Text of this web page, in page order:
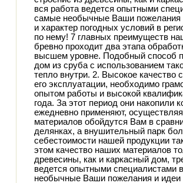
вся работа ведется опытными
самые необычные Ваши пожелания
и характер погодных условий в
по нему! 7 главных преимуществ
бревно проходит два этапа
высшем уровне. Подобный способ
дом из сруба с использованием
тепло внутри. 2. Высокое
его эксплуатации, необходимо
опытом работы и высокой
года. За этот период они накопили
ежедневно применяют,
материалов обойдутся Вам в
делянках, а внушительный парк
себестоимости нашей продукции
этом качество наших материалов
древесины, как и каркасный дом,
ведется опытными специалистами
необычные Ваши пожелания и идеи